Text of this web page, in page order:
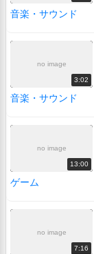
音楽・サウンド
no image
3:02
音楽・サウンド
no image
13:00
ゲーム
no image
7:16